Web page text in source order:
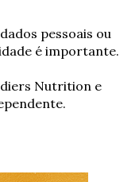
pessoais ou
é importante.
Nutrition e